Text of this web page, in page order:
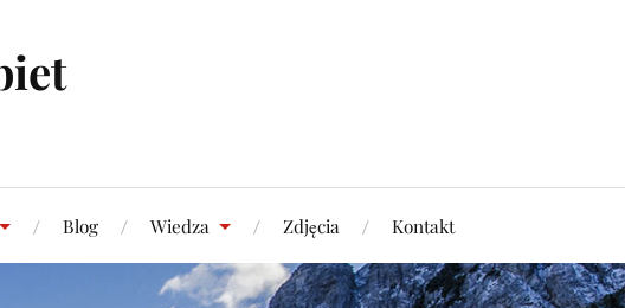
Blog Wiedza Zdjęcia Kontakt